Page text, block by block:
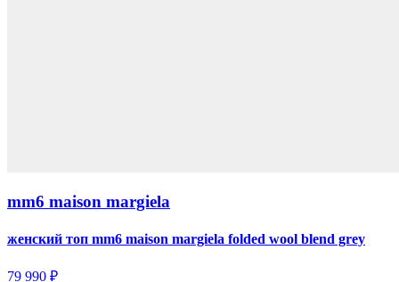
mm6 maison margiela
женский топ mm6 maison margiela folded wool blend grey
79 990 ₽